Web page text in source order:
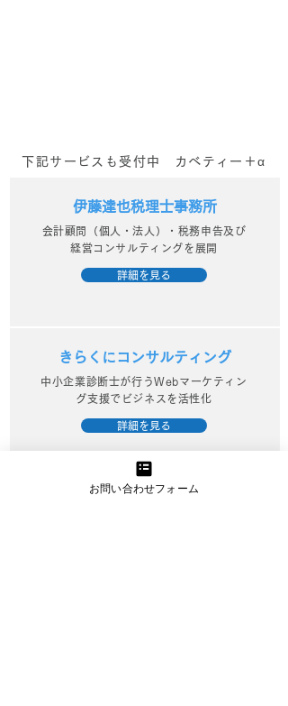
下記サービスも受付中 カベティー＋α
伊藤達也税理士事務所
会計顧問（個人・法人）・税務申告及び
経営コンサルティングを展開
詳細を見る
きらくにコンサルティング
中小企業診断士が行うWebマーケティン
グ支援でビジネスを活性化
詳細を見る
お問い合わせフォーム